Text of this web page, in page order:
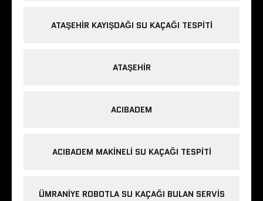
ATAŞEHIR KAYIŞDAĞI SU KAÇAĞI TESPITI
ATAŞEHIR
ACIBADEM
ACIBADEM MAKINELI SU KAÇAĞI TESPITI
ÜMRANIYE ROBOTLA SU KAÇAĞI BULAN SERVIS